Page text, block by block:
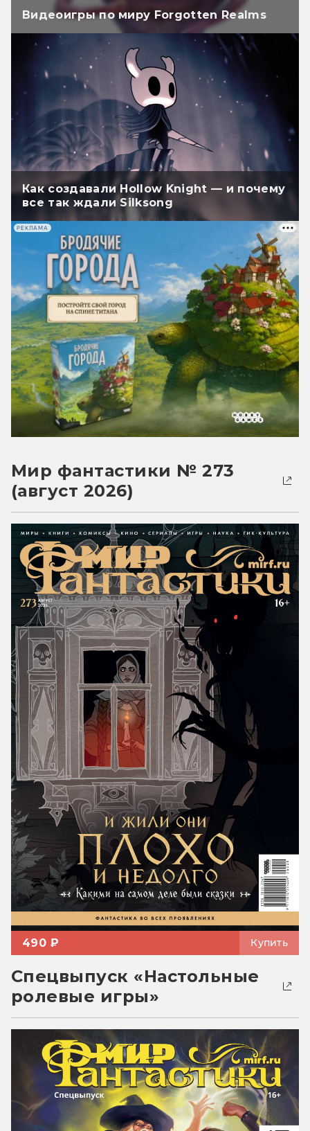
Видеоигры по миру Forgotten Realms
Как создавали Hollow Knight — и почему
все так ждали Silksong
РЕКЛАМА
Мир фантастики № 273
(август 2026)
490 ₽ Купить
Спецвыпуск «Настольные
ролевые игры»